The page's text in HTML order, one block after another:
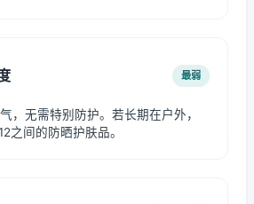
最弱
，无需特别防护。若长期在户外，
之间的防晒护肤品。